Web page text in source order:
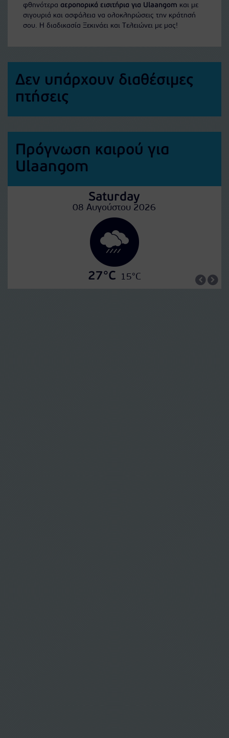
φθηνότερα αεροπορικά εισιτήρια για Ulaangom και με
σιγουριά και ασφάλεια να ολοκληρώσεις την κράτησή
σου. Η διαδικασία Ξεκινάει και Τελειώνει με μας!
Δεν υπάρχουν διαθέσιμες
πτήσεις
Πρόγνωση καιρού για
Ulaangom
Saturday
08 Αυγούστου 2026
27°C 15°C